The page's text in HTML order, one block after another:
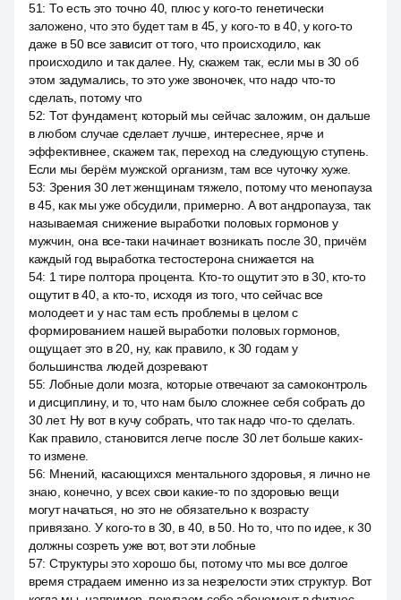
51: То есть это точно 40, плюс у кого-то генетически
заложено, что это будет там в 45, у кого-то в 40, у кого-то
даже в 50 все зависит от того, что происходило, как
происходило и так далее. Ну, скажем так, если мы в 30 об
этом задумались, то это уже звоночек, что надо что-то
сделать, потому что
52: Тот фундамент, который мы сейчас заложим, он дальше
в любом случае сделает лучше, интереснее, ярче и
эффективнее, скажем так, переход на следующую ступень.
Если мы берём мужской организм, там все чуточку хуже.
53: Зрения 30 лет женщинам тяжело, потому что менопауза
в 45, как мы уже обсудили, примерно. А вот андропауза, так
называемая снижение выработки половых гормонов у
мужчин, она все-таки начинает возникать после 30, причём
каждый год выработка тестостерона снижается на
54: 1 тире полтора процента. Кто-то ощутит это в 30, кто-то
ощутит в 40, а кто-то, исходя из того, что сейчас все
молодеет и у нас там есть проблемы в целом с
формированием нашей выработки половых гормонов,
ощущает это в 20, ну, как правило, к 30 годам у
большинства людей дозревают
55: Лобные доли мозга, которые отвечают за самоконтроль
и дисциплину, и то, что нам было сложнее себя собрать до
30 лет. Ну вот в кучу собрать, что так надо что-то сделать.
Как правило, становится легче после 30 лет больше каких-
то измене.
56: Мнений, касающихся ментального здоровья, я лично не
знаю, конечно, у всех свои какие-то по здоровью вещи
могут начаться, но это не обязательно к возрасту
привязано. У кого-то в 30, в 40, в 50. Но то, что по идее, к 30
должны созреть уже вот, вот эти лобные
57: Структуры это хорошо бы, потому что мы все долгое
время страдаем именно из за незрелости этих структур. Вот